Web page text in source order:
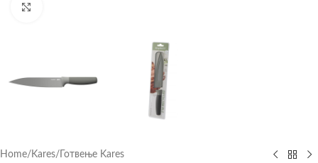
Home/ Kares/ Готвење Kares